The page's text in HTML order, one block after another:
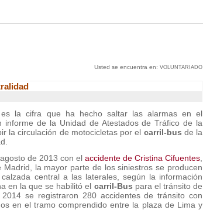
Usted se encuentra en: VOLUNTARIADO
la cifra que ha hecho saltar las alarmas en el
informe de la Unidad de Atestados de Tráfico de la
la circulación de motocicletas por el carril-bus de la
de 2013 con el accidente de Cristina Cifuentes
la mayor parte de los siniestros se producen
central a las laterales, según la información
en la que se habilitó el carril-Bus para el tránsito de
se registraron 280 accidentes de tránsito con
en el tramo comprendido entre la plaza de Lima y